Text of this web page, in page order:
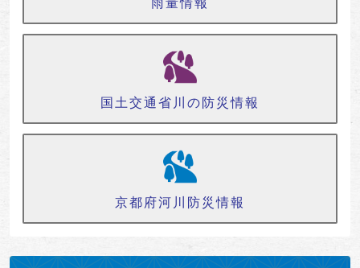
雨量情報
国土交通省川の防災情報
京都府河川防災情報